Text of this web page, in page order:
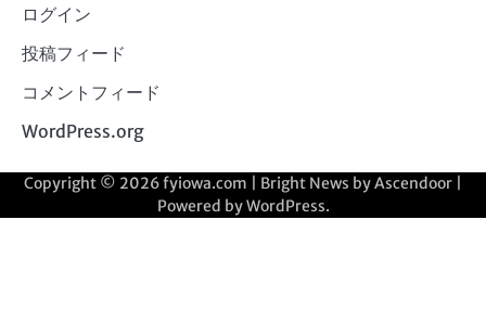
ログイン
投稿フィード
コメントフィード
WordPress.org
Copyright © 2026fyiowa.com | Bright News byAscendoor
Powered byWordPress.